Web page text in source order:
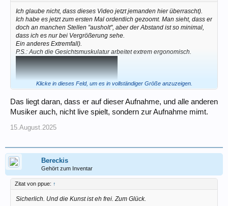
Ich glaube nicht, dass dieses Video jetzt jemanden hier überrascht).
Ich habe es jetzt zum ersten Mal ordentlich gezoomt. Man sieht, dass er
doch an manchen Stellen "ausholt", aber der Abstand ist so minimal,
dass ich es nur bei Vergrößerung sehe.
Ein anderes Extremfall).
P.S.: Auch die Gesichtsmuskulatur arbeitet extrem ergonomisch.
Klicke in dieses Feld, um es in vollständiger Größe anzuzeigen.
Das liegt daran, dass er auf dieser Aufnahme, und alle anderen
Musiker auch, nicht live spielt, sondern zur Aufnahme mimt.
15.August.2025
Bereckis
Gehört zum Inventar
Zitat von ppue: ↑
Sicherlich. Und die Kunst ist eh frei. Zum Glück.